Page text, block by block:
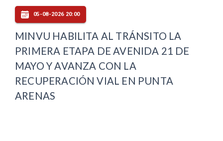
05-08-2026 20:00
MINVU HABILITA AL TRÁNSITO LA
PRIMERA ETAPA DE AVENIDA 21 DE
MAYO Y AVANZA CON LA
RECUPERACIÓN VIAL EN PUNTA
ARENAS